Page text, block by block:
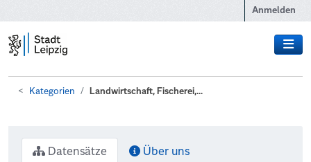
Anmelden
Kategorien Landwirtschaft, Fischerei,...
Datensätze Über uns